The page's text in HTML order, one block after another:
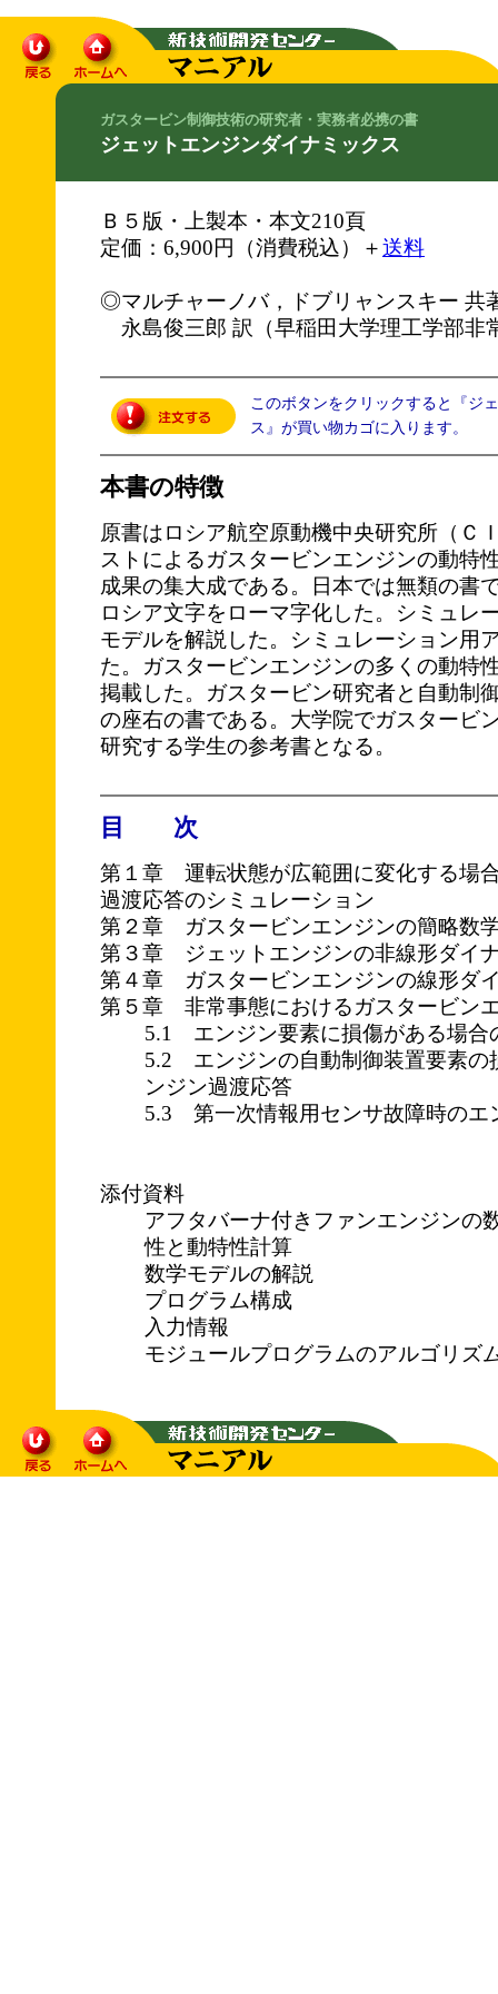
ガスタービン制御技術の研究者・実務者必携の書
ジェットエンジンダイナミックス
Ｂ５版・上製本・本文210頁
定価：6,900円（消費税込）＋送料
◎マルチャーノバ，ドブリャンスキー 共
永島俊三郎 訳（早稲田大学理工学部非
このボタンをクリックすると『ジ
ス』が買い物カゴに入ります。
本書の特徴
原書はロシア航空原動機中央研究所（Ｃ
ストによるガスタービンエンジンの動特
成果の集大成である。日本では無類の書
ロシア文字をローマ字化した。シミュレ
モデルを解説した。シミュレーション用
た。ガスタービンエンジンの多くの動特
掲載した。ガスタービン研究者と自動制
の座右の書である。大学院でガスタービ
研究する学生の参考書となる。
目 次
第１章 運転状態が広範囲に変化する場
過渡応答のシミュレーション
第２章 ガスタービンエンジンの簡略数
第３章 ジェットエンジンの非線形ダイ
第４章 ガスタービンエンジンの線形ダ
第５章 非常事態におけるガスタービン
5.1 エンジン要素に損傷がある場合
5.2 エンジンの自動制御装置要素の
ンジン過渡応答
5.3 第一次情報用センサ故障時のエ
添付資料
アフタバーナ付きファンエンジンの
性と動特性計算
数学モデルの解説
プログラム構成
入力情報
モジュールプログラムのアルゴリズ